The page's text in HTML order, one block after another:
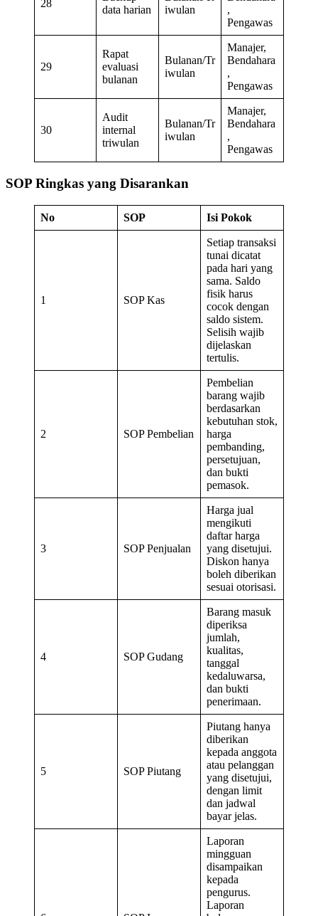
28
data harian
iwulan
,
Pengawas
29
Rapat
evaluasi
bulanan
Bulanan/Tr
iwulan
Manajer,
Bendahara
,
Pengawas
30
Audit
internal
triwulan
Bulanan/Tr
iwulan
Manajer,
Bendahara
,
Pengawas
SOP Ringkas yang Disarankan
No SOP Isi Pokok
1 SOP Kas
Setiap transaksi
tunai dicatat
pada hari yang
sama. Saldo
fisik harus
cocok dengan
saldo sistem.
Selisih wajib
dijelaskan
tertulis.
2 SOP Pembelian
Pembelian
barang wajib
berdasarkan
kebutuhan stok,
harga
pembanding,
persetujuan,
dan bukti
pemasok.
3 SOP Penjualan
Harga jual
mengikuti
daftar harga
yang disetujui.
Diskon hanya
boleh diberikan
sesuai otorisasi.
4 SOP Gudang
Barang masuk
diperiksa
jumlah,
kualitas,
tanggal
kedaluwarsa,
dan bukti
penerimaan.
5 SOP Piutang
Piutang hanya
diberikan
kepada anggota
atau pelanggan
yang disetujui,
dengan limit
dan jadwal
bayar jelas.
Laporan
mingguan
disampaikan
kepada
pengurus.
Laporan